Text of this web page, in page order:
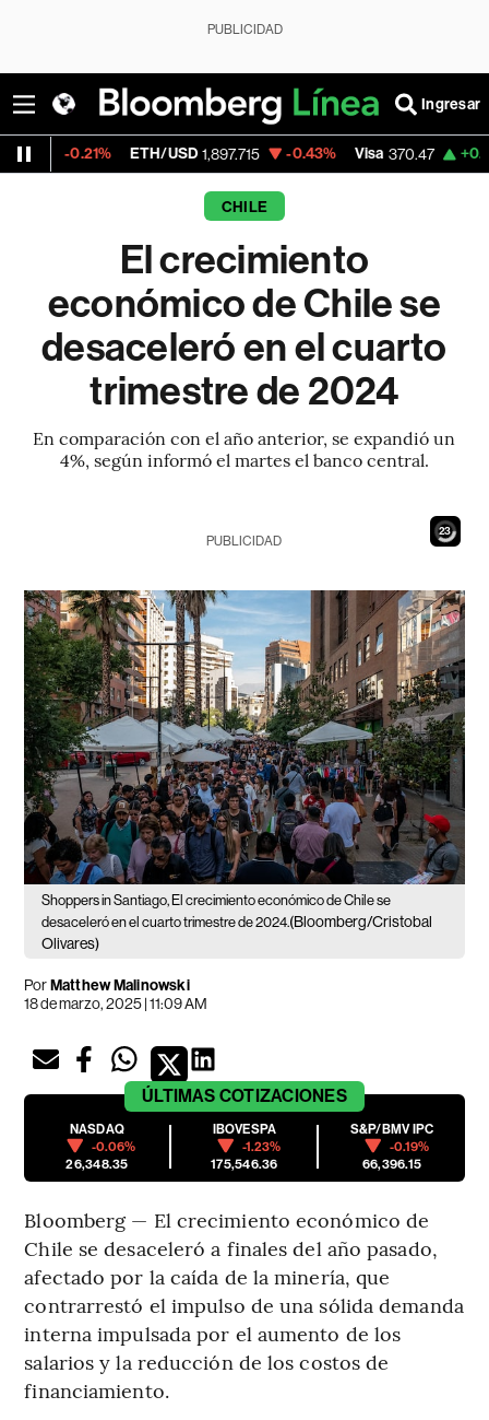
PUBLICIDAD
Ingresar
ETH/USD 1,897.715 -0.43% Visa 370.47 +0.52%
CHILE
El crecimiento
económico de Chile se
desaceleró en el cuarto
trimestre de 2024
En comparación con el año anterior, se expandió un
4%, según informó el martes el banco central.
21
PUBLICIDAD
Shoppers in Santiago, El crecimiento económico de Chile se
desaceleró en el cuarto trimestre de 2024.(Bloomberg/Cristobal
Olivares)
PorMatthew Malinowski
18 de marzo, 2025 | 11:09 AM
ÚLTIMAS COTIZACIONES
NASDAQ
-0.06%
26,348.35
IBOVESPA
-1.23%
175,546.36
S&P/BMV IPC
-0.19%
66,396.15
Bloomberg — El crecimiento económico de
Chile se desaceleró a finales del año pasado,
afectado por la caída de la minería, que
contrarrestó el impulso de una sólida demanda
interna impulsada por el aumento de los
salarios y la reducción de los costos de
financiamiento.